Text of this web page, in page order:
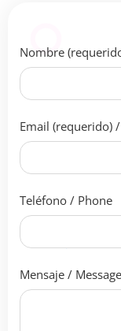
Nombre
Email (requerido)
Teléfono / Phone
Mensaje / Message